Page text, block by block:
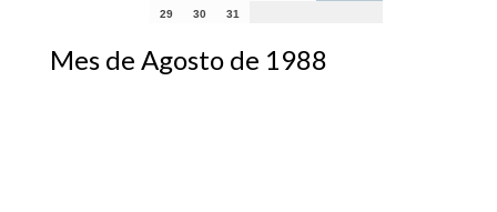
29
30 31
Mes de Agosto de 1988